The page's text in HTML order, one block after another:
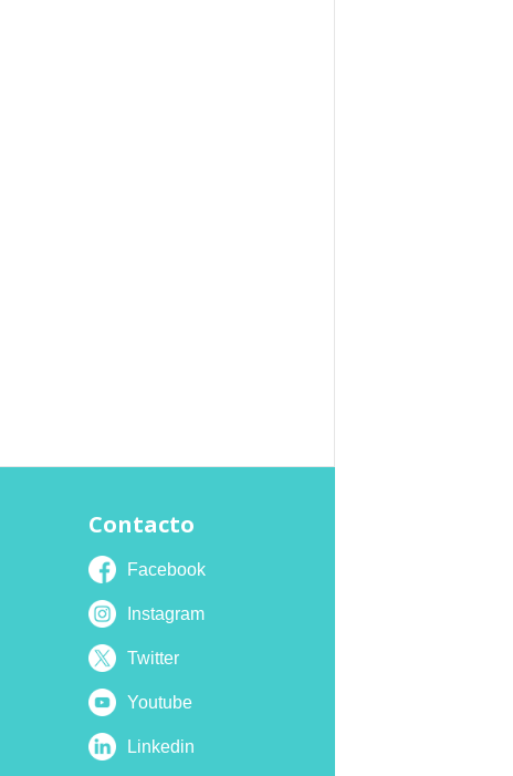
Contacto
Facebook
Instagram
Twitter
Youtube
Linkedin